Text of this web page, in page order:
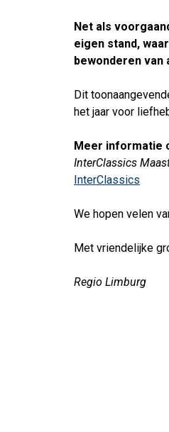
Net als
eigen stand,
bewonderen van
Dit
het jaar voor
Meer informatie
InterClassics
InterClassics
We hopen velen
Met vriendelijke
Regio Limburg